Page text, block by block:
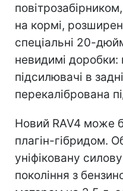
на кормі,
спеціальні 20-
невидимі доробки:
підсилювачі в
перекалібрована
Новий RAV4 може
плагін-гібридом.
уніфіковану
покоління з